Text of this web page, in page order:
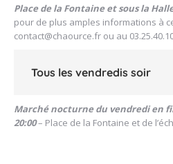
Place de la Fontaine et sous la
pour de plus amples informations à
contact@chaource.fr ou au
Tous les vendredis soir
Marché nocturne du vendredi en
20:00– Place de la Fontaine et de